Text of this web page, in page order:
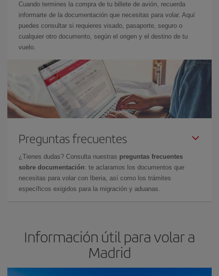
Cuando termines la compra de tu billete de avión, recuerda
informarte de la documentación que necesitas para volar. Aquí
puedes consultar si requieres visado, pasaporte, seguro o
cualquier otro documento, según el origen y el destino de tu
vuelo.
Preguntas frecuentes
¿Tienes dudas? Consulta nuestras preguntas frecuentes
sobre documentación: te aclaramos los documentos que
necesitas para volar con Iberia, así como los trámites
específicos exigidos para la migración y aduanas.
Información útil para volar a
Madrid